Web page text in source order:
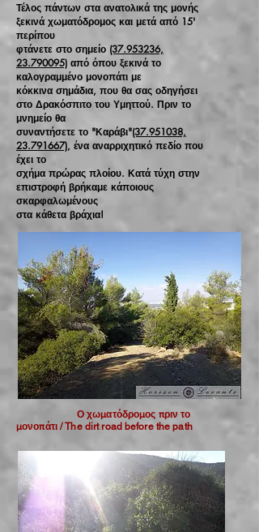
Τέλος πάντων στα ανατολικά της μονής
ξεκινά χωματόδρομος και μετά από 15'
περίπου
φτάνετε στο σημείο (37.953236,
23.790095) από όπου ξεκινά το
καλογραμμένο μονοπάτι με
κόκκινα σημάδια, που θα σας οδηγήσει
στο Δρακόσπιτο του Υμηττού. Πριν το
μνημείο θα
συναντήσετε το "Καράβι"(37.951038,
23.791667), ένα αναρριχητικό πεδίο που
έχει το
σχήμα πρώρας πλοίου. Κατά τύχη στην
επιστροφή βρήκαμε κάποιους
σκαρφαλωμένους
στα κάθετα βράχια!
Ο χωματόδρομος πριν το
μονοπάτι / The dirt road before the path